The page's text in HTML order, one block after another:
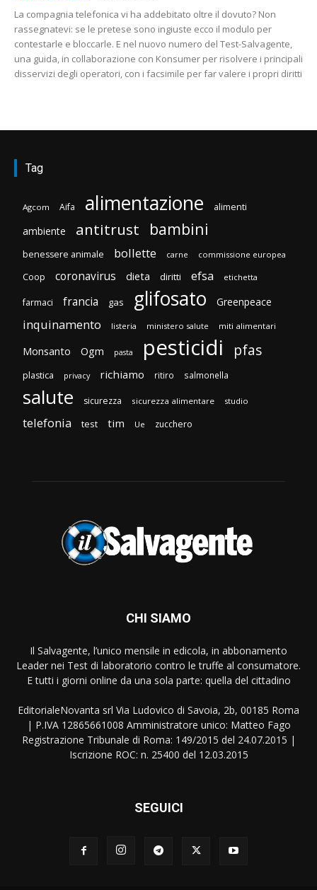
La compagnia telefonica vi ha addebitato oltre il dovuto? Non
rassegnatevi: se le pretese sono ingiuste ecco il modulo per
contestarle e bloccarle. E nel nuovo numero del Test-Salvagente,
una guida, in collaborazione con Konsumer per risolvere i principali
disservizi degli operatori, con i facsimile per far valere i propri diritti
Tag
Agcom Aifa alimentazione alimenti
ambiente antitrust bambini
benessere animale bollette carne commissione europea
Coop coronavirus dieta diritti efsa etichetta
farmaci francia gas glifosato Greenpeace
inquinamento listeria ministero salute miti alimentari
Monsanto Ogm pasta pesticidi pfas
plastica privacy richiamo ritiro salmonella
salute sicurezza sicurezza alimentare studio
telefonia test tim Ue zucchero
CHI SIAMO
Il Salvagente, l’unico mensile in edicola, in abbonamento
Leader nei Test di laboratorio contro le truffe al consumatore.
E tutti i giorni online da una sola parte: quella del cittadino
EditorialeNovanta srl Via Ludovico di Savoia, 2b, 00185 Roma
| P.IVA 12865661008 Amministratore unico: Matteo Fago
Registrazione Tribunale di Roma: 149/2015 del 24.07.2015 |
Iscrizione ROC: n. 25400 del 12.03.2015
SEGUICI